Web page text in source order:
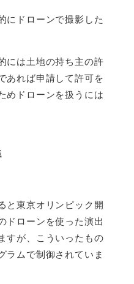
にドローンで撮影した
には土地の持ち主の許
あれば申請して許可を
めドローンを扱うには
と東京オリンピック開
ドローンを使った演出
すが、こういったもの
ラムで制御されていま